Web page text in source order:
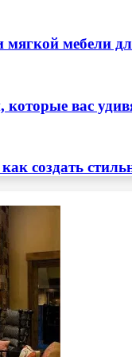
мебели
вас
создать